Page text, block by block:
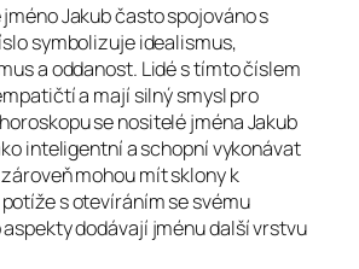
Jakub často spojováno s
symbolizuje idealismus,
a oddanost. Lidé s tímto číslem
a mají silný smysl pro
se nositelé jména Jakub
inteligentní a schopní vykonávat
mohou mít sklony k
s otevíráním se svému
dodávají jménu další vrstvu